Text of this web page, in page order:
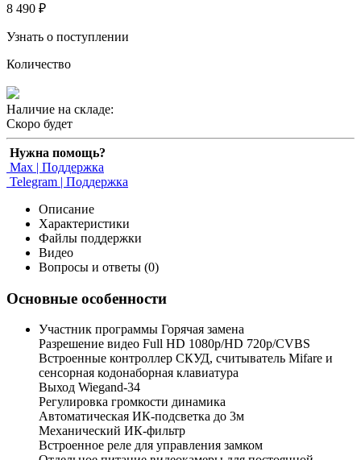
8 490 ₽
Узнать о поступлении
Количество
Наличие на складе:
Скоро будет
Нужна помощь?
Max | Поддержка
Telegram | Поддержка
Описание
Характеристики
Файлы поддержки
Видео
Вопросы и ответы (0)
Основные особенности
Участник программы Горячая замена
Разрешение видео Full HD 1080p/HD 720p/CVBS
Встроенные контроллер СКУД, считыватель Mifare и
сенсорная кодонаборная клавиатура
Выход Wiegand-34
Регулировка громкости динамика
Автоматическая ИК-подсветка до 3м
Механический ИК-фильтр
Встроенное реле для управления замком